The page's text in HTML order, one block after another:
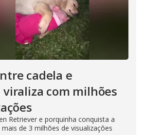
cadela e
com milhões
Retriever e porquinha conquista a
de 3 milhões de visualizações